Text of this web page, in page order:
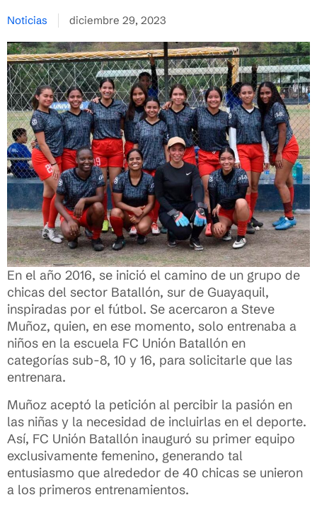
Noticias diciembre 29, 2023
En el año 2016, se inició el camino de un grupo de
chicas del sector Batallón, sur de Guayaquil,
inspiradas por el fútbol. Se acercaron a Steve
Muñoz, quien, en ese momento, solo entrenaba a
niños en la escuela FC Unión Batallón en
categorías sub-8, 10 y 16, para solicitarle que las
entrenara.
Muñoz aceptó la petición al percibir la pasión en
las niñas y la necesidad de incluirlas en el deporte.
Así, FC Unión Batallón inauguró su primer equipo
exclusivamente femenino, generando tal
entusiasmo que alrededor de 40 chicas se unieron
a los primeros entrenamientos.